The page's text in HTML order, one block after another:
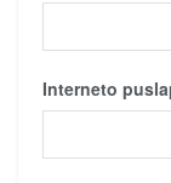
Interneto